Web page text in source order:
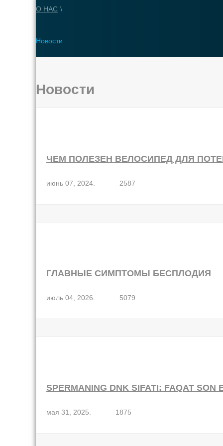
О НАС \
Новости
Новости
ЧЕМ ПОЛЕЗЕН ВЕЛОСИПЕД ДЛЯ
июнь 07, 2024. 2587
ГЛАВНЫЕ СИМПТОМЫ БЕСПЛОДИЯ
июль 04, 2026. 5079
SPERMANING DNK SIFATI: FAQAT SON
мая 31, 2025. 1875